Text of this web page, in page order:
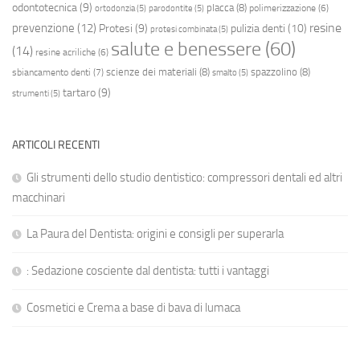
odontotecnica (9) ortodonzia(5) parodontite (5) placca(8) polimerizzazione (6)
prevenzione (12) Protesi (9) protesi combinata(5) pulizia denti (10) resine
(14) resine acriliche (6) salute e benessere (60)
sbiancamento denti (7) scienze dei materiali (8) smalto(5) spazzolino (8)
strumenti(5) tartaro(9)
ARTICOLI RECENTI
Gli strumenti dello studio dentistico: compressori dentali ed altri
macchinari
La Paura del Dentista: origini e consigli per superarla
: Sedazione cosciente dal dentista: tutti i vantaggi
Cosmetici e Crema a base di bava di lumaca